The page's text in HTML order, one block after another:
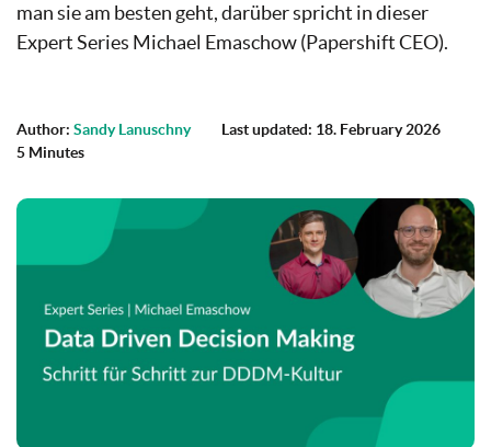
man sie am besten geht, darüber spricht in dieser
Expert Series Michael Emaschow (Papershift CEO).
Author: Sandy Lanuschny
Last updated: 18. February 2026
5 Minutes